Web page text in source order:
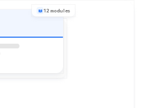
12 modules